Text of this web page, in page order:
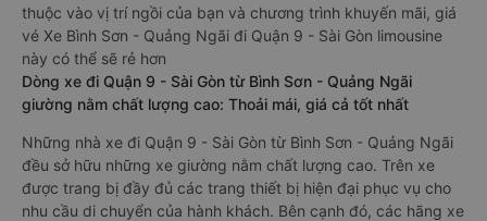
thuộc vào vị trí ngồi của bạn và chương trình khuyến mãi, giá
vé Xe Bình Sơn - Quảng Ngãi đi Quận 9 - Sài Gòn limousine
này có thể sẽ rẻ hơn
Dòng xe đi Quận 9 - Sài Gòn từ Bình Sơn - Quảng Ngãi
giường nằm chất lượng cao: Thoải mái, giá cả tốt nhất
Những nhà xe đi Quận 9 - Sài Gòn từ Bình Sơn - Quảng Ngãi
đều sở hữu những xe giường nằm chất lượng cao. Trên xe
được trang bị đầy đủ các trang thiết bị hiện đại phục vụ cho
nhu cầu di chuyển của hành khách. Bên cạnh đó, các hãng xe